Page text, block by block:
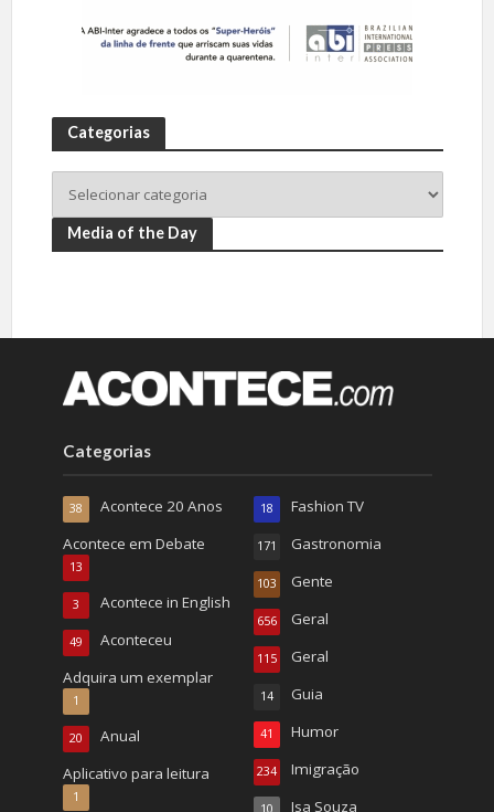
Categorias
Media of the Day
Categorias
Acontece 20 Anos
38
Acontece em Debate
13
Acontece in English
3
Aconteceu
49
Adquira um exemplar
1
Anual
20
Aplicativo para leitura
1
Fashion TV
18
Gastronomia
171
Gente
103
Geral
656
Geral
115
Guia
14
Humor
41
Imigração
234
Isa Souza
10